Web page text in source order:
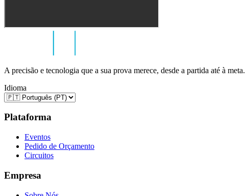
A precisão e tecnologia que a sua prova merece, desde a partida até à meta.
Idioma
Plataforma
Eventos
Pedido de Orçamento
Circuitos
Empresa